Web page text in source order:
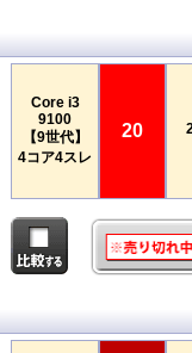
Core i3
9100
【9世代】
4コア4スレ
20